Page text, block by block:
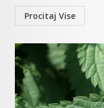
Procitaj Vise